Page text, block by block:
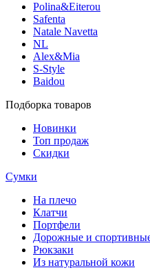
Polina&Eiterou
Safenta
Natale Navetta
NL
Alex&Mia
S-Style
Baidou
Подборка товаров
Новинки
Топ продаж
Скидки
Сумки
На плечо
Клатчи
Портфели
Дорожные и
Рюкзаки
Из натуральной кожи